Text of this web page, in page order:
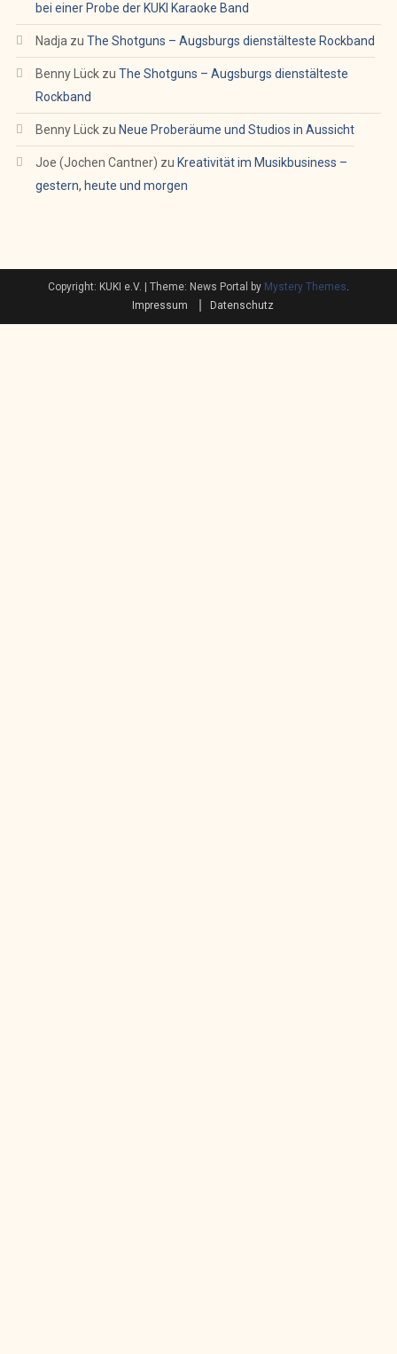
bei einer Probe der KUKI Karaoke Band
Nadjazu The Shotguns – Augsburgs dienstälteste Rockband
Benny Lückzu The Shotguns – Augsburgs dienstälteste
Rockband
Benny Lückzu Neue Proberäume und Studios in Aussicht
Joe (Jochen Cantner) zu Kreativität im Musikbusiness –
gestern, heute und morgen
Copyright: KUKI e.V. Theme: News Portal by Mystery Themes.
Impressum
Datenschutz